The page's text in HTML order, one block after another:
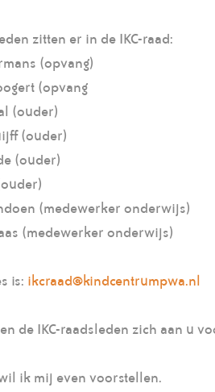
zitten er in de IKC-raad:
(opvang)
(opvang
(ouder)
(ouder)
(ouder)
(medewerker onderwijs)
(medewerker onderwijs)
is: ikcraad@kindcentrumpwa.nl
de IKC-raadsleden zich aan u
ik mij even voorstellen.